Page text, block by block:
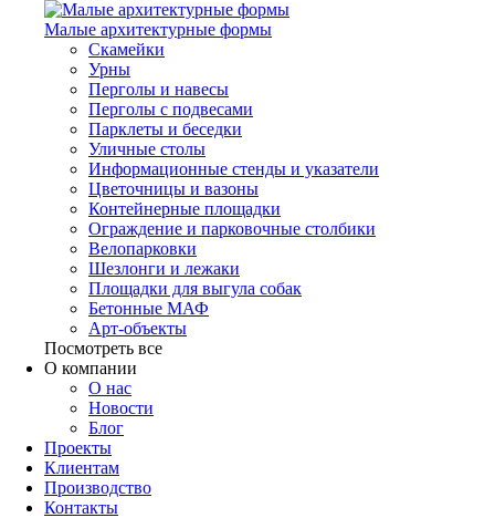
Малые архитектурные формы
Скамейки
Урны
Перголы и навесы
Перголы с подвесами
Парклеты и беседки
Уличные столы
Информационные стенды и указатели
Цветочницы и вазоны
Контейнерные площадки
Ограждение и парковочные столбики
Велопарковки
Шезлонги и лежаки
Площадки для выгула собак
Бетонные МАФ
Арт-объекты
Посмотреть все
О компании
О нас
Новости
Блог
Проекты
Клиентам
Производство
Контакты